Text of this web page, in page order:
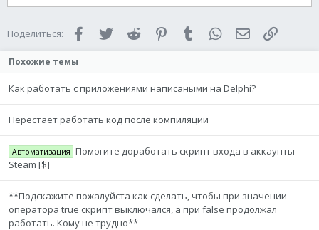
send("{ENTER}")
Поделиться: FacebookTwitter Reddit PinterestTumblr WhatsAppЭлектронная
Похожие темы
Как работать с приложениями написаными на Delphi?
Перестает работать код после компиляции
Автоматизация Помогите доработать скрипт входа в аккаунты
Steam [$]
**Подскажите пожалуйста как сделать, чтобы при значении
оператора true скрипт выключался, а при false продолжал
работать. Кому не трудно**